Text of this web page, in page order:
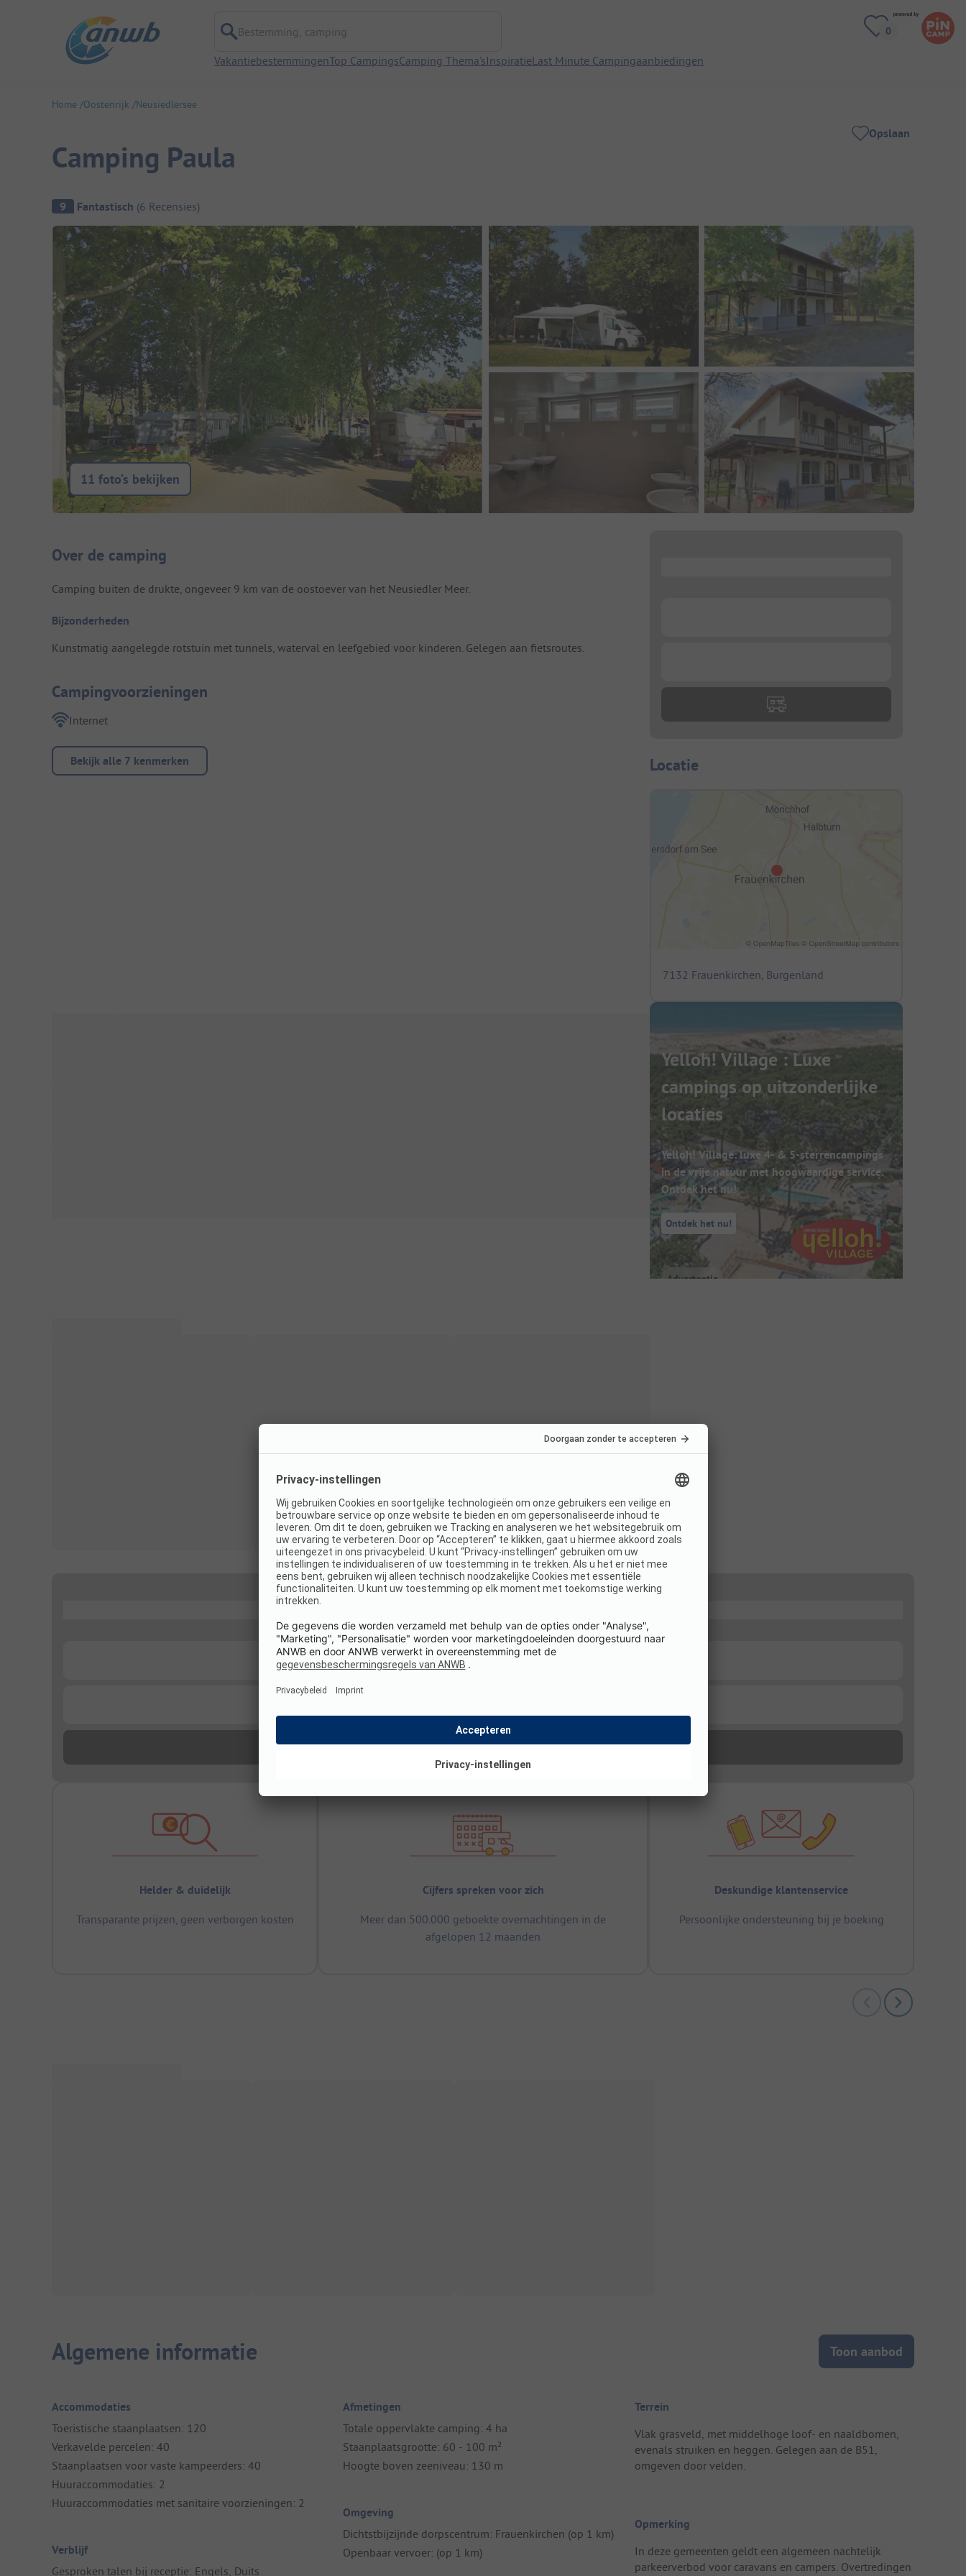
Bestemming, camping
VakantiebestemmingenTop CampingsCamping Thema'sInspiratieLast Minute Campingaanbiedingen
Home Oostenrijk Neusiedlersee
Camping Paula
Opslaan
Camping overzicht
9 Fantastisch (6 Recensies)
11 foto’s bekijken
Camping introductie
Over de camping
Camping buiten de drukte, ongeveer 9 km van de oostoever van het Neusiedler Meer.
Bijzonderheden
Kunstmatig aangelegde rotstuin met tunnels, waterval en leefgebied voor kinderen. Gelegen aan fietsroutes.
Campingvoorzieningen
Internet
Bekijk alle 7 kenmerken Locatie
7132 Frauenkirchen, Burgenland
Yelloh! Village : Luxe
campings op uitzonderlijke
locaties
Yelloh! Village: luxe 4- & 5-sterrencampings
in de vrije natuur met hoogwaardige service.
Ontdek het nu!
Ontdek het nu!
Helder & duidelijk
Transparante prijzen, geen verborgen kosten
Cijfers spreken voor zich
Meer dan 500.000 geboekte overnachtingen in de
afgelopen 12 maanden
Deskundige klantenservice
Persoonlijke ondersteuning bij je boeking
Algemene informatie Toon aanbod
Accommodaties
Toeristische staanplaatsen: 120
Verkavelde percelen: 40
Staanplaatsen voor vaste kampeerders: 40
Huuraccommodaties: 2
Huuraccommodaties met sanitaire voorzieningen: 2
Verblijf
Gesproken talen bij receptie: Engels, Duits
Afmetingen
Totale oppervlakte camping: 4 ha
Staanplaatsgrootte: 60 - 100 m²
Hoogte boven zeeniveau: 130 m
Omgeving
Dichtstbijzijnde dorpscentrum: Frauenkirchen (op 1 km)
Openbaar vervoer: (op 1 km)
Terrein
Vlak grasveld, met middelhoge loof- en naaldbomen,
evenals struiken en heggen. Gelegen aan de B51,
omgeven door velden.
Opmerking
In deze gemeenten geldt een algemeen nachtelijk
parkeerverbod voor caravans en campers. Overtredingen